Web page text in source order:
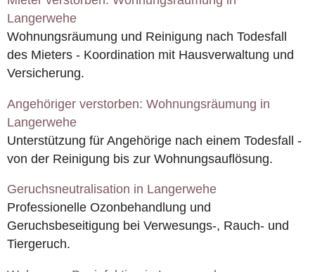
Langerwehe
Wohnungsräumung und Reinigung nach Todesfall
des Mieters - Koordination mit Hausverwaltung und
Versicherung.
Angehöriger verstorben: Wohnungsräumung in
Langerwehe
Unterstützung für Angehörige nach einem Todesfall -
von der Reinigung bis zur Wohnungsauflösung.
Geruchsneutralisation in Langerwehe
Professionelle Ozonbehandlung und
Geruchsbeseitigung bei Verwesungs-, Rauch- und
Tiergeruch.